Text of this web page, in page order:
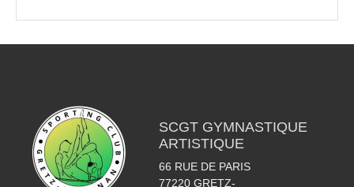
SCGT GYMNASTIQUE
ARTISTIQUE
66 RUE DE PARIS
77220 GRETZ-